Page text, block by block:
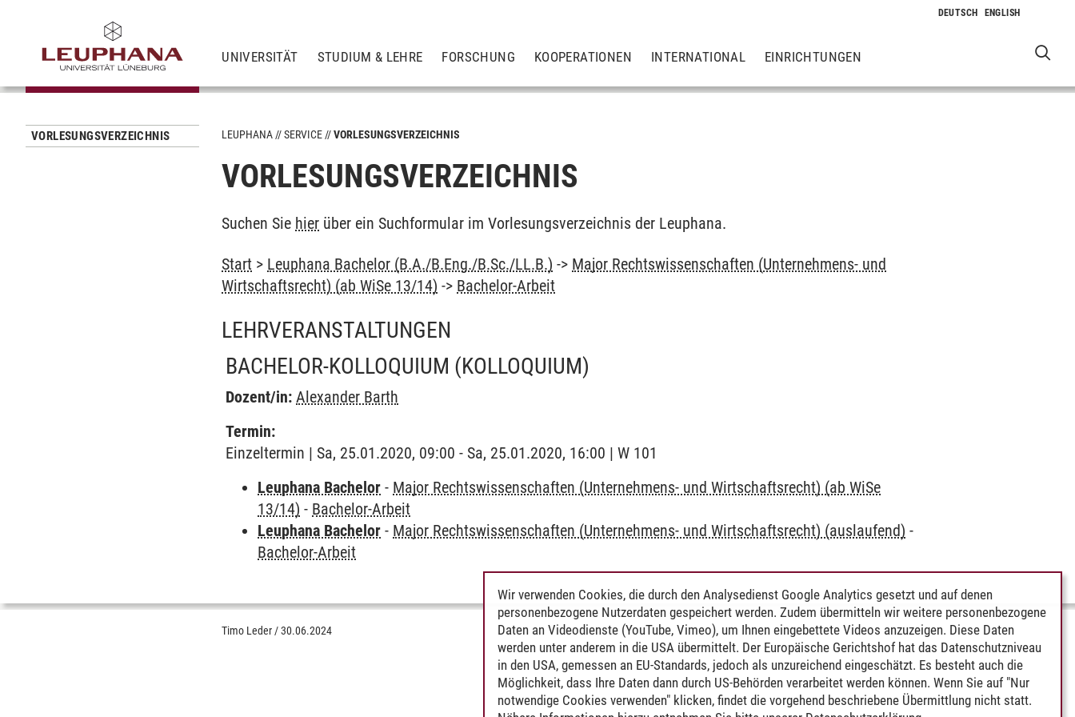
UNIVERSITÄT STUDIUM & LEHRE FORSCHUNG KOOPERATIONEN INTERNATIONAL EINRICHTUNGEN
VORLESUNGSVERZEICHNIS LEUPHANA SERVICE VORLESUNGSVERZEICHNIS
VORLESUNGSVERZEICHNIS
Suchen Sie hier über ein Suchformular im Vorlesungsverzeichnis der Leuphana.
Start > Leuphana Bachelor (B.A./B.Eng./B.Sc./LL.B.) -> Major Rechtswissenschaften (Unternehmens- und
Wirtschaftsrecht) (ab WiSe 13/14) -> Bachelor-Arbeit
LEHRVERANSTALTUNGEN
BACHELOR-KOLLOQUIUM (KOLLOQUIUM)
Dozent/in: Alexander Barth
Termin:
Einzeltermin | Sa, 25.01.2020, 09:00 - Sa, 25.01.2020, 16:00 | W 101
Leuphana Bachelor - Major Rechtswissenschaften (Unternehmens- und Wirtschaftsrecht) (ab WiSe
13/14) - Bachelor-Arbeit
Leuphana Bachelor - Major Rechtswissenschaften (Unternehmens- und Wirtschaftsrecht) (auslaufend) -
Bachelor-Arbeit
Timo Leder /30.06.2024
Wir verwenden Cookies, die durch den Analysedienst Google Analytics gesetzt und auf denen
personenbezogene Nutzerdaten gespeichert werden. Zudem übermitteln wir weitere personenbezogene
Daten an Videodienste (YouTube, Vimeo), um Ihnen eingebettete Videos anzuzeigen. Diese Daten
werden unter anderem in die USA übermittelt. Der Europäische Gerichtshof hat das Datenschutzniveau
in den USA, gemessen an EU-Standards, jedoch als unzureichend eingeschätzt. Es besteht auch die
Möglichkeit, dass Ihre Daten dann durch US-Behörden verarbeitet werden können. Wenn Sie auf "Nur
notwendige Cookies verwenden" klicken, findet die vorgehend beschriebene Übermittlung nicht statt.